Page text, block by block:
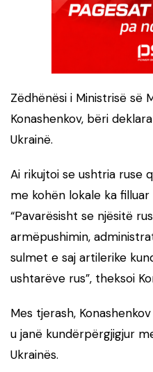
Zëdhënësi i Ministrisë së
Konashenkov, bëri
Ukrainë.
Ai rikujtoi se ushtria ruse
me kohën lokale ka
“Pavarësisht se njësitë
armëpushimin,
sulmet e saj artilerike
ushtarëve rus”, theksoi
Mes tjerash,
u janë kundërpërgjigjur
Ukrainës.